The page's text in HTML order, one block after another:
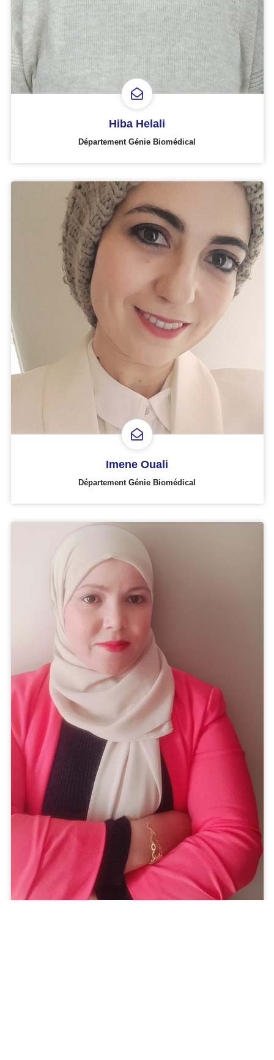
Hiba Helali
Département Génie Biomédical
Imene Ouali
Département Génie Biomédical